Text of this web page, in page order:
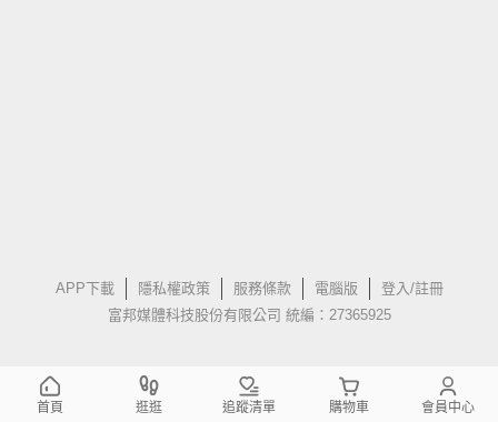
APP下載 隱私權政策 服務條款 電腦版
登入/註冊
富邦媒體科技股份有限公司 統編：27365925
首頁 逛逛 追蹤清單 購物車 會員中心